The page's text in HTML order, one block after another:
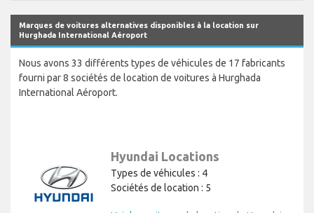
Marques de voitures alternatives disponibles à la location sur
Hurghada International Aéroport
Nous avons 33 différents types de véhicules de 17 fabricants
fourni par 8 sociétés de location de voitures à Hurghada
International Aéroport.
Hyundai Locations
Types de véhicules : 4
Sociétés de location : 5